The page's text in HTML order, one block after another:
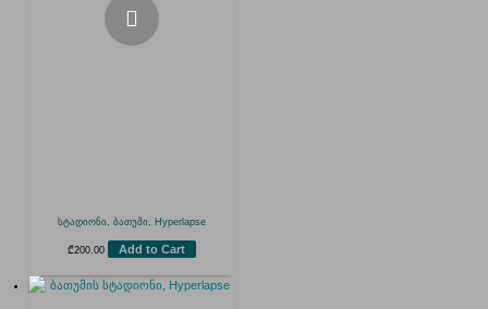
სტადიონი, ბათუმი, Hyperlapse
₾200.00 Add to Cart